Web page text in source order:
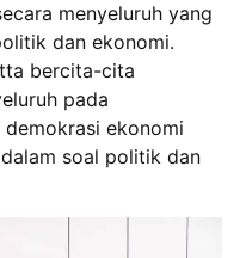
menyeluruh yang
dan ekonomi.
bercita-cita
pada
ekonomi
soal politik dan